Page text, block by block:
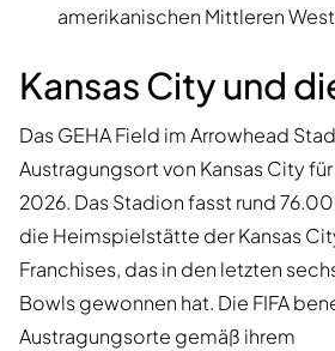
amerikanischen Mittleren
Kansas City und
Das GEHA Field im Arrowhead
Austragungsort von Kansas City
2026. Das Stadion fasst rund
die Heimspielstätte der Kansas
Franchises, das in den letzten
Bowls gewonnen hat. Die FIFA
Austragungsorte gemäß ihrem